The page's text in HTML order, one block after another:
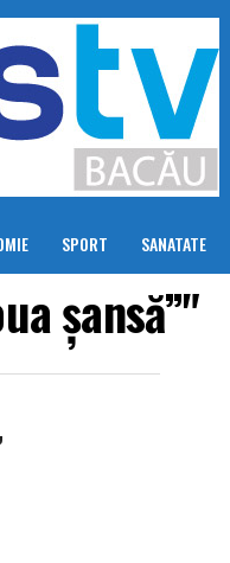
SPORT SANATATE
șansă”"